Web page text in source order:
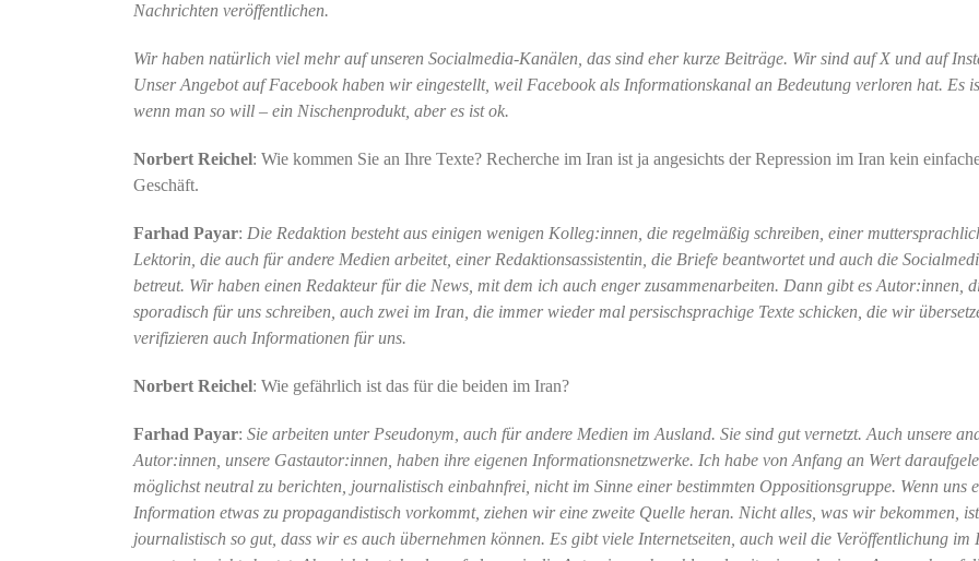
Nachrichten veröffentlichen.
Wir haben natürlich viel mehr auf unseren Socialmedia-Kanälen, das sind eher kurze Beiträge. Wir sind auf X und auf
Unser Angebot auf Facebook haben wir eingestellt, weil Facebook als Informationskanal an Bedeutung verloren hat. Es
wenn man so will – ein Nischenprodukt, aber es ist ok.
Norbert Reichel: Wie kommen Sie an Ihre Texte? Recherche im Iran ist ja angesichts der Repression im Iran kein
Geschäft.
Farhad Payar: Die Redaktion besteht aus einigen wenigen Kolleg:innen, die regelmäßig schreiben, einer
Lektorin, die auch für andere Medien arbeitet, einer Redaktionsassistentin, die Briefe beantwortet und auch die
betreut. Wir haben einen Redakteur für die News, mit dem ich auch enger zusammenarbeiten. Dann gibt es Autor:innen,
sporadisch für uns schreiben, auch zwei im Iran, die immer wieder mal persischsprachige Texte schicken, die wir
verifizieren auch Informationen für uns.
Norbert Reichel: Wie gefährlich ist das für die beiden im Iran?
Farhad Payar: Sie arbeiten unter Pseudonym, auch für andere Medien im Ausland. Sie sind gut vernetzt. Auch unsere
Autor:innen, unsere Gastautor:innen, haben ihre eigenen Informationsnetzwerke. Ich habe von Anfang an Wert
möglichst neutral zu berichten, journalistisch einbahnfrei, nicht im Sinne einer bestimmten Oppositionsgruppe. Wenn uns
Information etwas zu propagandistisch vorkommt, ziehen wir eine zweite Quelle heran. Nicht alles, was wir bekommen, ist
journalistisch so gut, dass wir es auch übernehmen können. Es gibt viele Internetseiten, auch weil die Veröffentlichung im